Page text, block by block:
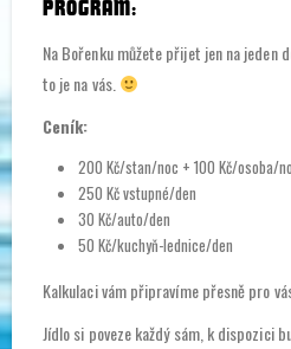
PROGRAM:
Na Bořenku můžete přijet jen na jeden
to je na vás.
Ceník:
200 Kč/stan/noc + 100 Kč/osoba/
250 Kč vstupné/den
30 Kč/auto/den
50 Kč/kuchyň-lednice/den
Kalkulaci vám připravíme přesně pro
Jídlo si poveze každý sám, k dispozici